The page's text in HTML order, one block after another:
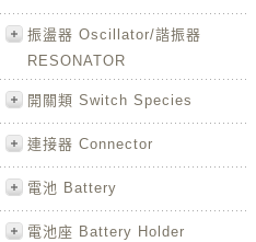
振盪器 Oscillator/諧振器
RESONATOR
開關類 Switch Species
連接器 Connector
電池 Battery
電池座 Battery Holder